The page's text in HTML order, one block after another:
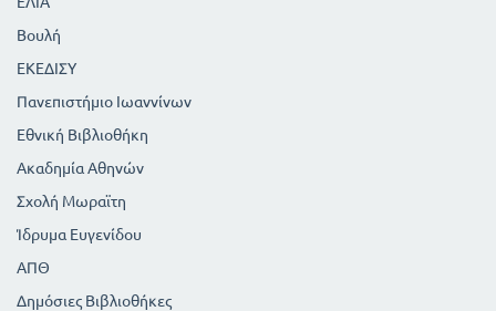
Βουλή
ΕΚΕΔΙΣΥ
Πανεπιστήμιο Ιωαννίνων
Εθνική Βιβλιοθήκη
Ακαδημία Αθηνών
Σχολή Μωραϊτη
Ίδρυμα Ευγενίδου
ΑΠΘ
Δημόσιες Βιβλιοθήκες